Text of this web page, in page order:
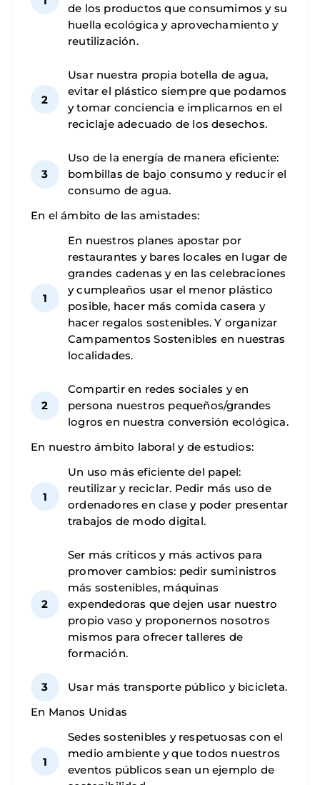
de los productos que consumimos y su
huella ecológica y aprovechamiento y
reutilización.
Usar nuestra propia botella de agua,
evitar el plástico siempre que podamos
y tomar conciencia e implicarnos en el
reciclaje adecuado de los desechos.
Uso de la energía de manera eficiente:
bombillas de bajo consumo y reducir el
consumo de agua.
En el ámbito de las amistades:
En nuestros planes apostar por
restaurantes y bares locales en lugar de
grandes cadenas y en las celebraciones
y cumpleaños usar el menor plástico
posible, hacer más comida casera y
hacer regalos sostenibles. Y organizar
Campamentos Sostenibles en nuestras
localidades.
Compartir en redes sociales y en
persona nuestros pequeños/grandes
logros en nuestra conversión ecológica.
En nuestro ámbito laboral y de estudios:
Un uso más eficiente del papel:
reutilizar y reciclar. Pedir más uso de
ordenadores en clase y poder presentar
trabajos de modo digital.
Ser más críticos y más activos para
promover cambios: pedir suministros
más sostenibles, máquinas
expendedoras que dejen usar nuestro
propio vaso y proponernos nosotros
mismos para ofrecer talleres de
formación.
Usar más transporte público y bicicleta.
En Manos Unidas
Sedes sostenibles y respetuosas con el
medio ambiente y que todos nuestros
eventos públicos sean un ejemplo de